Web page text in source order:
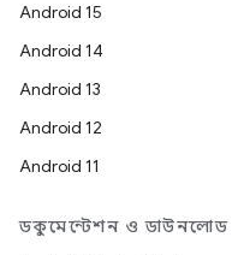
Android 15
Android 14
Android 13
Android 12
Android 11
ডকুমেন্টেশন ও ডাউনলোড